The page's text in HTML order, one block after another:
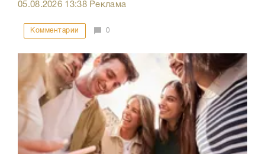
05.08.2026 13:38Реклама
Комментарии 0